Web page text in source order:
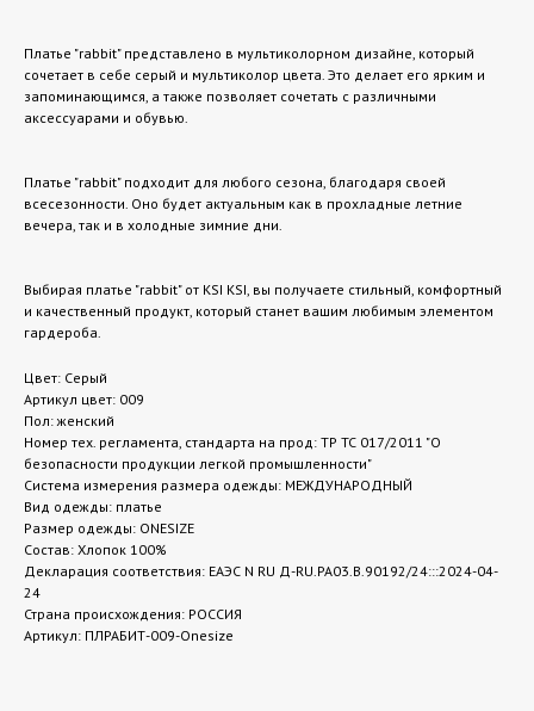
Платье "rabbit" представлено в мультиколорном дизайне, который
сочетает в себе серый и мультиколор цвета. Это делает его ярким и
запоминающимся, а также позволяет сочетать с различными
аксессуарами и обувью.
Платье "rabbit" подходит для любого сезона, благодаря своей
всесезонности. Оно будет актуальным как в прохладные летние
вечера, так и в холодные зимние дни.
Выбирая платье "rabbit" от KSI KSI, вы получаете стильный, комфортный
и качественный продукт, который станет вашим любимым элементом
гардероба.
Цвет: Серый
Артикул цвет: 009
Пол: женский
Номер тех. регламента, стандарта на прод: ТР ТС 017/2011 "О
безопасности продукции легкой промышленности"
Система измерения размера одежды: МЕЖДУНАРОДНЫЙ
Вид одежды: платье
Размер одежды: ONESIZE
Состав: Хлопок 100%
Декларация соответствия: ЕАЭС N RU Д-RU.РА03.В.90192/24:::2024-04-
24
Страна происхождения: РОССИЯ
Артикул: ПЛРАБИТ-009-Onesize